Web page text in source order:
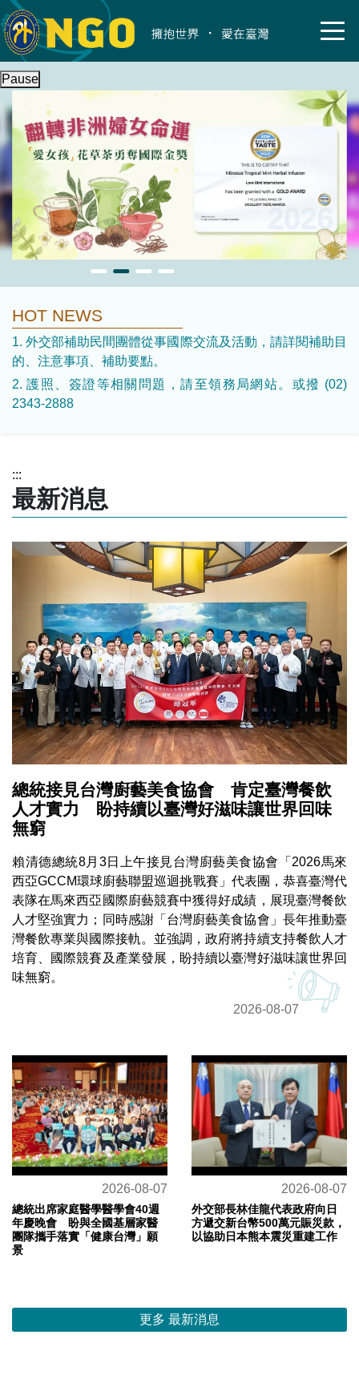
Pause
HOT NEWS
1. 外交部補助民間團體從事國際交流及活動，請詳閱補助目
的、注意事項、補助要點。
2. 護照、簽證等相關問題，請至領務局網站。或撥 (02)
2343-2888
:::
最新消息
總統接見台灣廚藝美食協會 肯定臺灣餐飲
人才實力 盼持續以臺灣好滋味讓世界回味
無窮
賴清德總統8月3日上午接見台灣廚藝美食協會「2026馬來
西亞GCCM環球廚藝聯盟巡迴挑戰賽」代表團，恭喜臺灣代
表隊在馬來西亞國際廚藝競賽中獲得好成績，展現臺灣餐飲
人才堅強實力；同時感謝「台灣廚藝美食協會」長年推動臺
灣餐飲專業與國際接軌。並強調，政府將持續支持餐飲人才
培育、國際競賽及產業發展，盼持續以臺灣好滋味讓世界回
味無窮。
2026-08-07
2026-08-07
總統出席家庭醫學醫學會40週
年慶晚會 盼與全國基層家醫
團隊攜手落實「健康台灣」願
景
2026-08-07
外交部長林佳龍代表政府向日
方遞交新台幣500萬元賑災款，
以協助日本熊本震災重建工作
更多 最新消息